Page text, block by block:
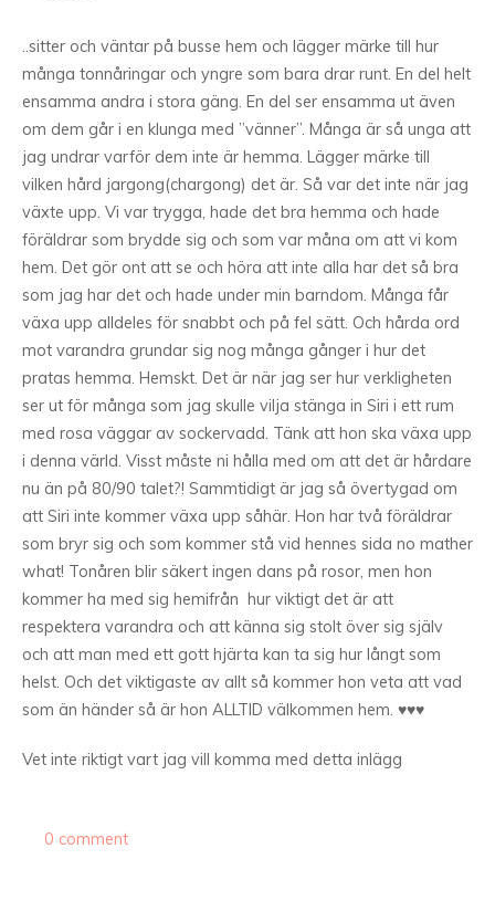
..sitter och väntar på busse hem och lägger märke till hur
många tonnåringar och yngre som bara drar runt. En del helt
ensamma andra i stora gäng. En del ser ensamma ut även
om dem går i en klunga med ”vänner”. Många är så unga att
jag undrar varför dem inte är hemma. Lägger märke till
vilken hård jargong(chargong) det är. Så var det inte när jag
växte upp. Vi var trygga, hade det bra hemma och hade
föräldrar som brydde sig och som var måna om att vi kom
hem. Det gör ont att se och höra att inte alla har det så bra
som jag har det och hade under min barndom. Många får
växa upp alldeles för snabbt och på fel sätt. Och hårda ord
mot varandra grundar sig nog många gånger i hur det
pratas hemma. Hemskt. Det är när jag ser hur verkligheten
ser ut för många som jag skulle vilja stänga in Siri i ett rum
med rosa väggar av sockervadd. Tänk att hon ska växa upp
i denna värld. Visst måste ni hålla med om att det är hårdare
nu än på 80/90 talet?! Sammtidigt är jag så övertygad om
att Siri inte kommer växa upp såhär. Hon har två föräldrar
som bryr sig och som kommer stå vid hennes sida no mather
what! Tonåren blir säkert ingen dans på rosor, men hon
kommer ha med sig hemifrån hur viktigt det är att
respektera varandra och att känna sig stolt över sig själv
och att man med ett gott hjärta kan ta sig hur långt som
helst. Och det viktigaste av allt så kommer hon veta att vad
som än händer så är hon ALLTID välkommen hem. ♥♥♥
Vet inte riktigt vart jag vill komma med detta inlägg
0 comment